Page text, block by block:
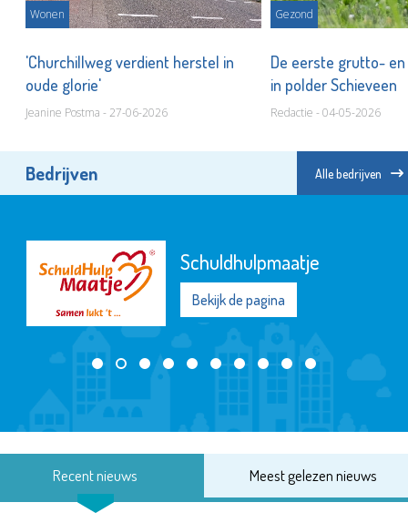
Wonen
'Churchillweg verdient herstel in
oude glorie'
Jeanine Postma - 27-06-2026
Gezond
De eerste grutto-
in polder Schieveen
Redactie - 04-05-2026
Bedrijven Alle bedrijven
Schuldhulpmaatje
Bekijk de pagina
Recent nieuws Meest gelezen nieuws